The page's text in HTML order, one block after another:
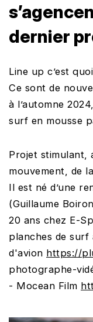
dernier
Line up c’est
Ce sont de
à l’automne
surf en mousse
Projet stimulant,
mouvement, de
Il est né d’une
(Guillaume
20 ans chez E-
planches de surf
d'avion https://
photographe-
- Mocean Film